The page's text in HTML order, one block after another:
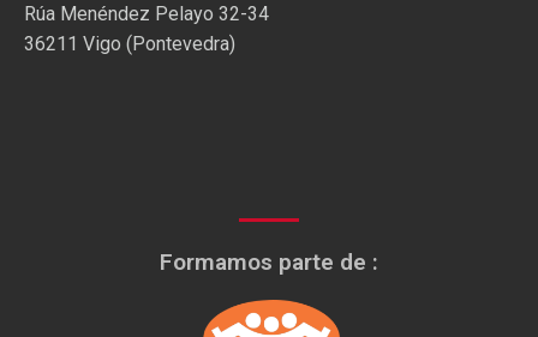
Rúa Menéndez Pelayo 32-34
36211 Vigo (Pontevedra)
Formamos parte de :